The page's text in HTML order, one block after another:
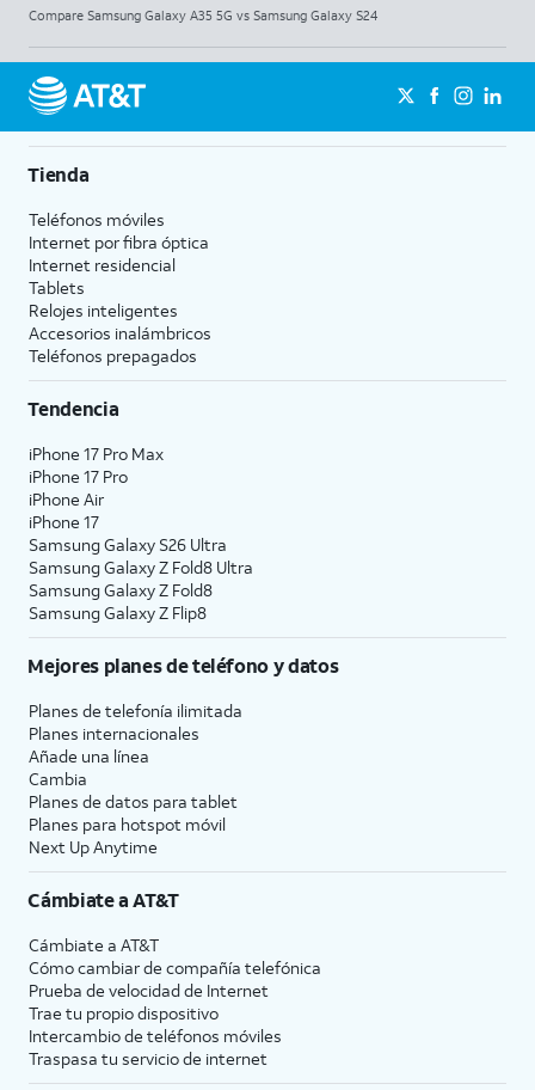
Compare Samsung Galaxy A35 5G vs Samsung Galaxy S24
Tienda
Teléfonos móviles
Internet por fibra óptica
Internet residencial
Tablets
Relojes inteligentes
Accesorios inalámbricos
Teléfonos prepagados
Tendencia
iPhone 17 Pro Max
iPhone 17 Pro
iPhone Air
iPhone 17
Samsung Galaxy S26 Ultra
Samsung Galaxy Z Fold8 Ultra
Samsung Galaxy Z Fold8
Samsung Galaxy Z Flip8
Mejores planes de teléfono y datos
Planes de telefonía ilimitada
Planes internacionales
Añade una línea
Cambia
Planes de datos para tablet
Planes para hotspot móvil
Next Up Anytime
Cámbiate aAT&T
Cámbiate a AT&T
Cómo cambiar de compañía telefónica
Prueba de velocidad de Internet
Trae tu propio dispositivo
Intercambio de teléfonos móviles
Traspasa tu servicio de internet